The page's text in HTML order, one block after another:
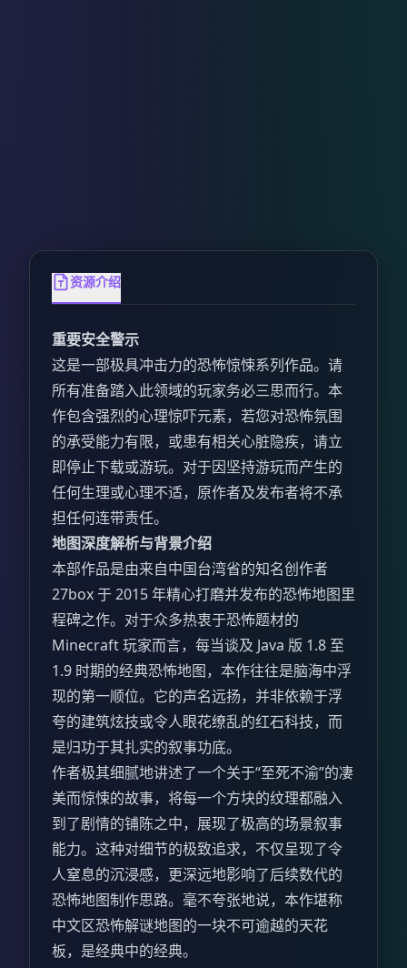
资源介绍
重要安全警示
这是一部极具冲击力的恐怖惊悚系列作品。请
所有准备踏入此领域的玩家务必三思而行。本
作包含强烈的心理惊吓元素，若您对恐怖氛围
的承受能力有限，或患有相关心脏隐疾，请立
即停止下载或游玩。对于因坚持游玩而产生的
任何生理或心理不适，原作者及发布者将不承
担任何连带责任。
地图深度解析与背景介绍
本部作品是由来自中国台湾省的知名创作者
27box 于 2015 年精心打磨并发布的恐怖地图里
程碑之作。对于众多热衷于恐怖题材的
Minecraft 玩家而言，每当谈及 Java 版 1.8 至
1.9 时期的经典恐怖地图，本作往往是脑海中浮
现的第一顺位。它的声名远扬，并非依赖于浮
夸的建筑炫技或令人眼花缭乱的红石科技，而
是归功于其扎实的叙事功底。
作者极其细腻地讲述了一个关于“至死不渝”的凄
美而惊悚的故事，将每一个方块的纹理都融入
到了剧情的铺陈之中，展现了极高的场景叙事
能力。这种对细节的极致追求，不仅呈现了令
人窒息的沉浸感，更深远地影响了后续数代的
恐怖地图制作思路。毫不夸张地说，本作堪称
中文区恐怖解谜地图的一块不可逾越的天花
板，是经典中的经典。